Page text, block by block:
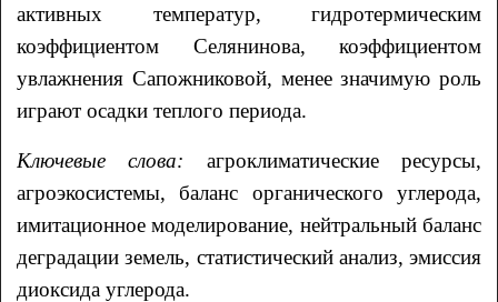
активных температур, гидротермическим
коэффициентом Селянинова, коэффициентом
увлажнения Сапожниковой, менее значимую роль
играют осадки теплого периода.
Ключевые слова: агроклиматические ресурсы,
агроэкосистемы, баланс органического углерода,
имитационное моделирование, нейтральный баланс
деградации земель, статистический анализ, эмиссия
диоксида углерода.